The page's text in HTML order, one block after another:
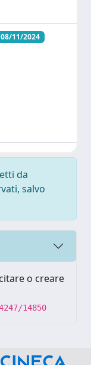
11/2024
da
salvo
o creare
14850